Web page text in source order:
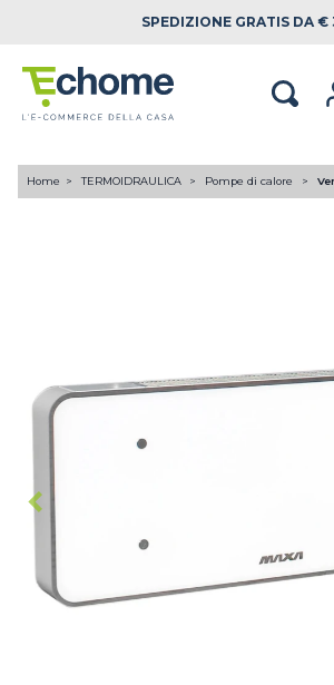
SPEDIZIONE GRATIS DA €
Home TERMOIDRAULICA Pompe di calore